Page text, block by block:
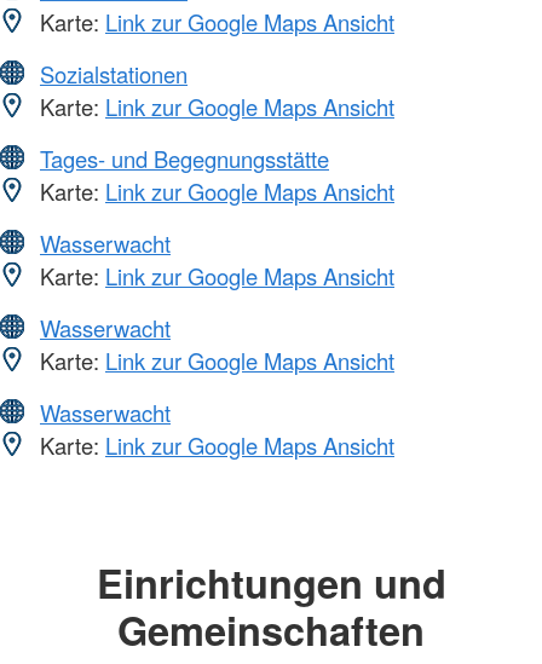
Karte: Link zur Google Maps Ansicht
Sozialstationen
Karte: Link zur Google Maps Ansicht
Tages- und Begegnungsstätte
Karte: Link zur Google Maps Ansicht
Wasserwacht
Karte: Link zur Google Maps Ansicht
Wasserwacht
Karte: Link zur Google Maps Ansicht
Wasserwacht
Karte: Link zur Google Maps Ansicht
Einrichtungen und
Gemeinschaften